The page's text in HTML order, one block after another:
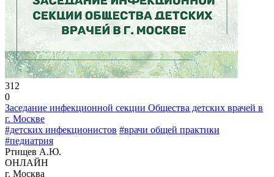
312
0
Заседание инфекционной секции Общества детских врачей в
г. Москве
#детских инфекционистов #врачи общей практики
#педиатрия
Ртищев А.Ю.
ОНЛАЙН
г. Москва